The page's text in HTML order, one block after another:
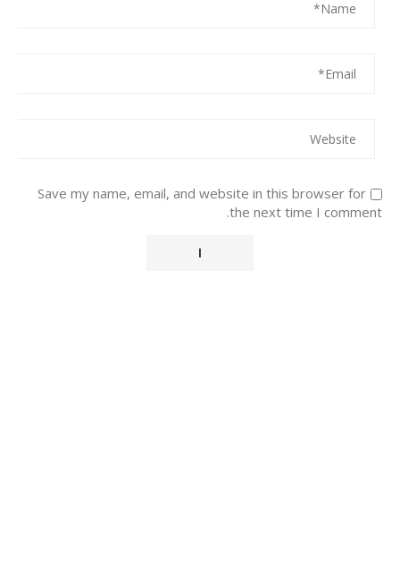
Save my name, email, and website in this browser for
the next time I comment.